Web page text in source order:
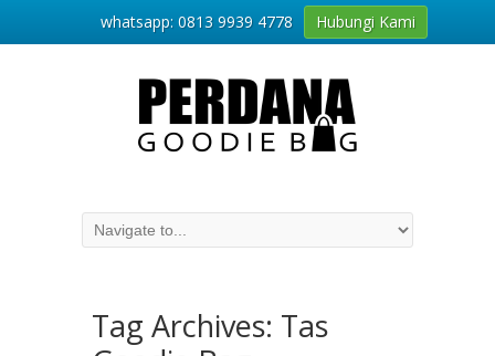
Tag Archives: Tas
whatsapp: 0813 9939 4778 Hubungi Kami